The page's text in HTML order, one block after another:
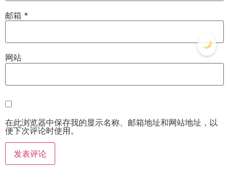
邮箱 *
网站
在此浏览器中保存我的显示名称、邮箱地址和网站地址，以
便下次评论时使用。